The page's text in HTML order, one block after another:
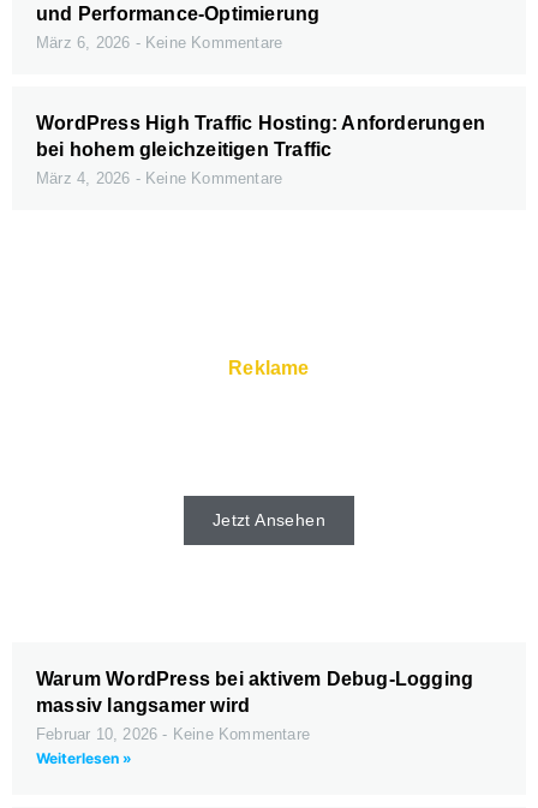
und Performance-Optimierung
März 6, 2026 Keine Kommentare
WordPress High Traffic Hosting: Anforderungen
bei hohem gleichzeitigen Traffic
März 4, 2026 Keine Kommentare
Reklame
Jetzt Ansehen
Warum WordPress bei aktivem Debug-Logging
massiv langsamer wird
Februar 10, 2026
Keine Kommentare
Weiterlesen »